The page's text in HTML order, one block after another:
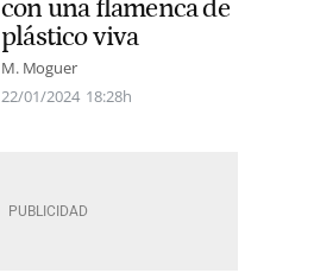
con una flamenca de
plástico viva
M. Moguer
22/01/2024 18:28h